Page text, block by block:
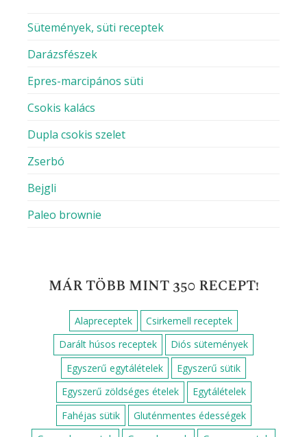
Sütemények, süti receptek
Darázsfészek
Epres-marcipános süti
Csokis kalács
Dupla csokis szelet
Zserbó
Bejgli
Paleo brownie
MÁR TÖBB MINT 350 RECEPT!
Alapreceptek
Csirkemell receptek
Darált húsos receptek
Diós sütemények
Egyszerű egytálételek
Egyszerű sütik
Egyszerű zöldséges ételek
Egytálételek
Fahéjas sütik
Gluténmentes édességek